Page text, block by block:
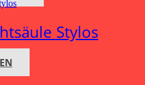
Stylos